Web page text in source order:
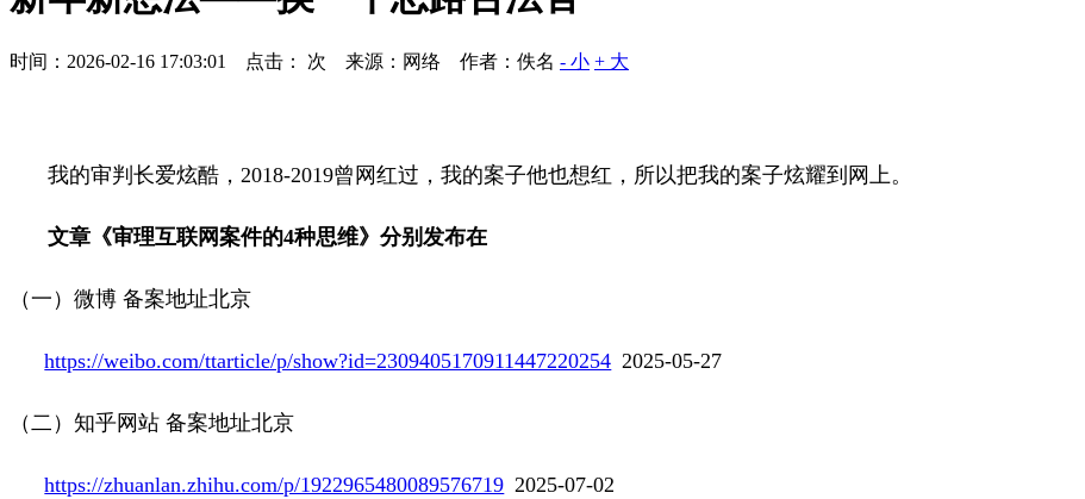
时间：2026-02-16 17:03:01 点击： 次 来源：网络 作者：佚名 - 小 + 大
我的审判长爱炫酷， 2018-2019曾网红过，我的案子他也想红，所以把我的案子炫耀到网上。
文章《审理互联网案件的4种思维》分别发布在
（一）微博 备案地址北京
https://weibo.com/ttarticle/p/show?id=2309405170911447220254 2025-05-27
（二）知乎网站 备案地址北京
https://zhuanlan.zhihu.com/p/1922965480089576719 2025-07-02